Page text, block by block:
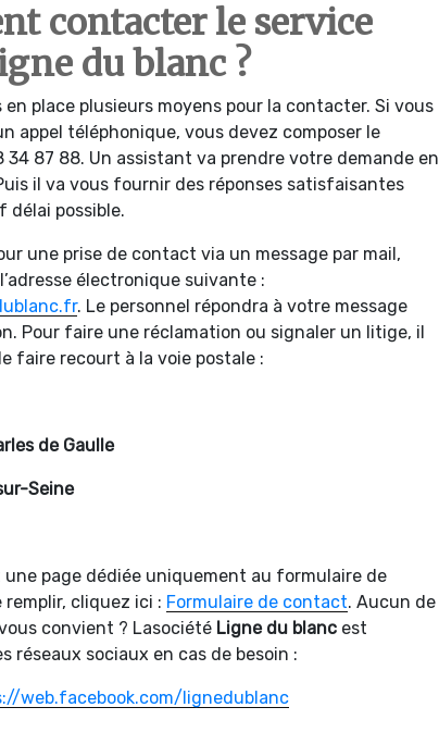
contacter le service
du blanc ?
en place plusieurs moyens pour la contacter. Si vous
appel téléphonique, vous devez composer le
34 87 88. Un assistant va prendre votre demande en
il va vous fournir des réponses satisfaisantes
délai possible.
une prise de contact via un message par mail,
électronique suivante :
. Le personnel répondra à votre message
Pour faire une réclamation ou signaler un litige, il
faire recourt à la voie postale :
de Gaulle
Seine
une page dédiée uniquement au formulaire de
cliquez ici : Formulaire de contact. Aucun de
convient ? Lasociété Ligne du blanc est
réseaux sociaux en cas de besoin :
web.facebook.com/lignedublanc